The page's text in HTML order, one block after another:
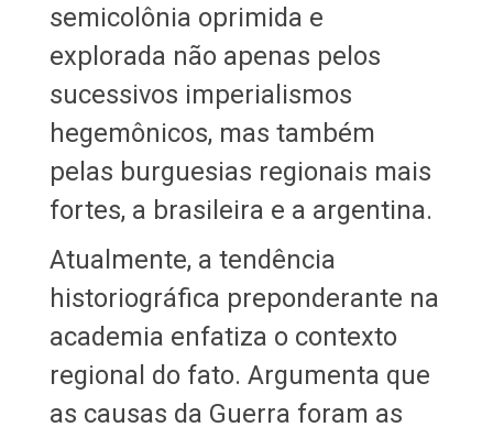
semicolônia oprimida e
explorada não apenas pelos
sucessivos imperialismos
hegemônicos, mas também
pelas burguesias regionais mais
fortes, a brasileira e a argentina.
Atualmente, a tendência
historiográfica preponderante na
academia enfatiza o contexto
regional do fato. Argumenta que
as causas da Guerra foram as